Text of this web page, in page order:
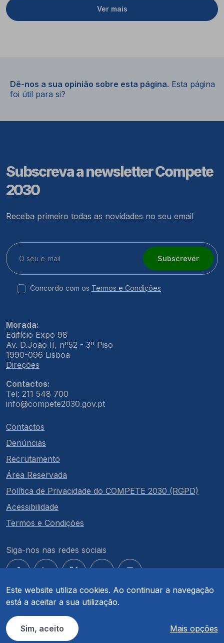
Este website utiliza cookies. Ao continuar a navegação
está a aceitar a sua utilização.
Sim, aceito Mais opções
Ver mais
Dê-nos a sua opinião sobre esta página. Esta página
foi útil para si?
Subscreva a newsletter Compete
2030
Receba primeiro todas as novidades no seu email
Subscrever
Concordo com os Termos e Condições
Morada:
Edifício Expo 98
Av. D.João II, nº52 - 3º Piso
1990-096 Lisboa
Direções
Contactos:
Tel: 211 548 700
info@compete2030.gov.pt
Contactos
Denúncias
Recrutamento
Área Reservada
Política de Privacidade do COMPETE 2030 (RGPD)
Acessibilidade
Termos e Condições
Siga-nos nas redes sociais
© COMPETE 2030. Todos os direitos reservados.